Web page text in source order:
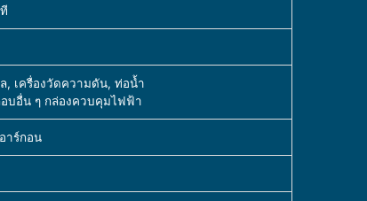
, เครื่องวัดความดัน, ท่อน้ำ
บอื่น ๆ กล่องควบคุมไฟฟ้า
าร์กอน